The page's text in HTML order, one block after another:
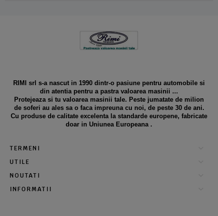
RIMI srl s-a nascut in 1990 dintr-o pasiune pentru automobile si
din atentia pentru a pastra valoarea masinii ...
Protejeaza si tu valoarea masinii tale. Peste jumatate de milion
de soferi au ales sa o faca impreuna cu noi, de peste 30 de ani.
Cu produse de calitate excelenta la standarde europene, fabricate
doar in Uniunea Europeana .
TERMENI
UTILE
NOUTATI
INFORMATII